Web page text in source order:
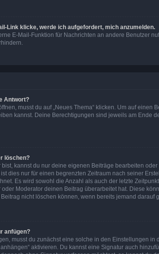
Link klicke, werde ich aufgefordert, mich anzumelden.
E-Mail-Funktion für Nachrichten an andere Benutzer
Antwort?
musst du auf „Neues Thema“ klicken. Um auf
kannst. Deine Berechtigungen sind jeweils am Ende
löschen?
kannst du nur deine eigenen Beiträge bearbeiten
dies nur für einen begrenzten Zeitraum nach seiner
Es wird sowohl die Anzahl als auch der letzte
Moderator deinen Beitrag überarbeitet hat. Diese
nicht löschen können, wenn bereits jemand darauf
anfügen?
musst du zunächst eine solche in den Einstellungen
aktivieren. Du kannst eine Signatur auch